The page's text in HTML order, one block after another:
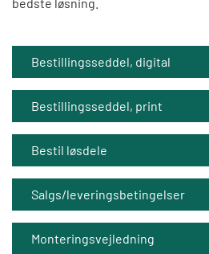
Bestillingsseddel, digital
Bestillingsseddel, print
Bestil løsdele
Salgs/leveringsbetingelser
Monteringsvejledning